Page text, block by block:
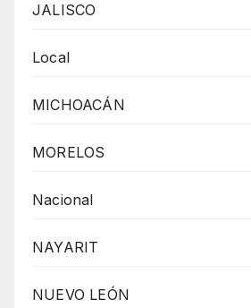
JALISCO
Local
MICHOACÁN
MORELOS
Nacional
NAYARIT
NUEVO LEÓN